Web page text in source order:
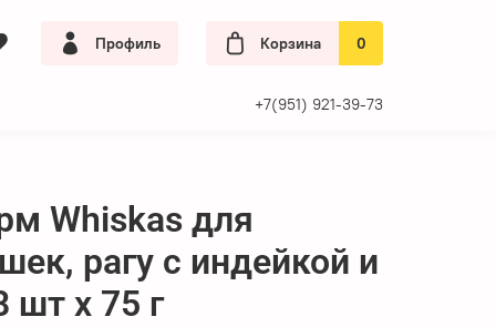
Профиль Корзина 0
+7(951) 921-39-73
Whiskas для
рагу с индейкой и
шт x 75 г